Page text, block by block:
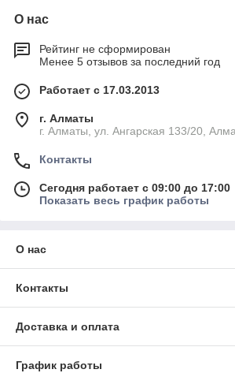
О нас
Рейтинг не сформирован
Менее 5 отзывов за последний год
Работает с 17.03.2013
г. Алматы
г. Алматы, ул. Ангарская 133/20,
Контакты
Сегодня работает с 09:00 до 17:00
Показать весь график работы
О нас
Контакты
Доставка и оплата
График работы